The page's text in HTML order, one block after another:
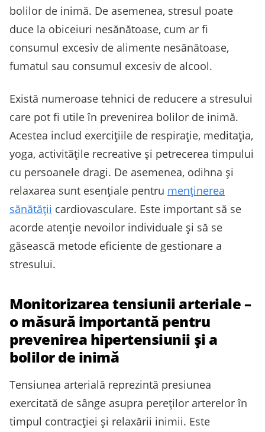
bolilor de inimă. De asemenea, stresul poate
duce la obiceiuri nesănătoase, cum ar fi
consumul excesiv de alimente nesănătoase,
fumatul sau consumul excesiv de alcool.
Există numeroase tehnici de reducere a stresului
care pot fi utile în prevenirea bolilor de inimă.
Acestea includ exercițiile de respirație, meditația,
yoga, activitățile recreative și petrecerea timpului
cu persoanele dragi. De asemenea, odihna și
relaxarea sunt esențiale pentru menținerea
sănătății cardiovasculare. Este important să se
acorde atenție nevoilor individuale și să se
găsească metode eficiente de gestionare a
stresului.
Monitorizarea tensiunii arteriale –
o măsură importantă pentru
prevenirea hipertensiunii și a
bolilor de inimă
Tensiunea arterială reprezintă presiunea
exercitată de sânge asupra pereților arterelor în
timpul contracției și relaxării inimii. Este